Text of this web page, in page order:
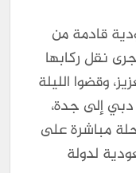
قادمة من
نقل ركابها
وقضوا الليلة
إلى جدة،
مباشرة على
لدولة